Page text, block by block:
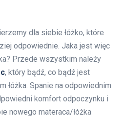
dla siebie łóżko, które
odpowiednie. Jaka jest więc
Przede wszystkim należy
, który bądź, co bądź jest
łóżka. Spanie na odpowiednim
komfort odpoczynku i
nowego materaca/łóżka